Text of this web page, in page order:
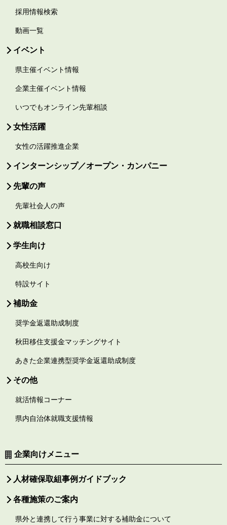
採用情報検索
動画一覧
イベント
県主催イベント情報
企業主催イベント情報
いつでもオンライン先輩相談
女性活躍
女性の活躍推進企業
インターンシップ／オープン・カンパニー
先輩の声
先輩社会人の声
就職相談窓口
学生向け
高校生向け
特設サイト
補助金
奨学金返還助成制度
秋田移住支援金マッチングサイト
あきた企業連携型奨学金返還助成制度
その他
就活情報コーナー
県内自治体就職支援情報
企業向けメニュー
人材確保取組事例ガイドブック
各種施策のご案内
県外と連携して行う事業に対する補助金について